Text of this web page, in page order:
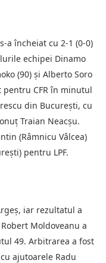
a încheiat cu 2-1 (0-0)
echipei Dinamo
(90) și Alberto Soro
pentru CFR în minutul
din București, cu
Traian Neacșu.
(Râmnicu Vâlcea)
pentru LPF.
iar rezultatul a
Moldoveanu a
49. Arbitrarea a fost
ajutoarele Radu